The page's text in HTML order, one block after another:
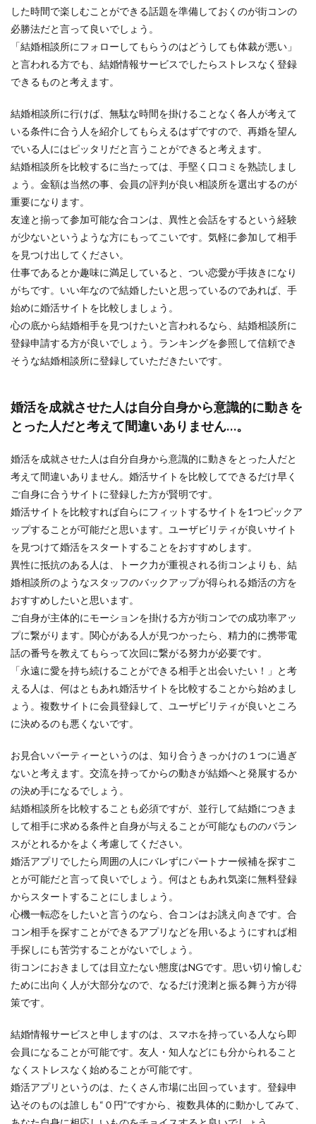
した時間で楽しむことができる話題を準備しておくのが街コンの
必勝法だと言って良いでしょう。
「結婚相談所にフォローしてもらうのはどうしても体裁が悪い」
と言われる方でも、結婚情報サービスでしたらストレスなく登録
できるものと考えます。
結婚相談所に行けば、無駄な時間を掛けることなく各人が考えて
いる条件に合う人を紹介してもらえるはずですので、再婚を望ん
でいる人にはピッタリだと言うことができると考えます。
結婚相談所を比較するに当たっては、手堅く口コミを熟読しまし
ょう。金額は当然の事、会員の評判が良い相談所を選出するのが
重要になります。
友達と揃って参加可能な合コンは、異性と会話をするという経験
が少ないというような方にもってこいです。気軽に参加して相手
を見つけ出してください。
仕事であるとか趣味に満足していると、つい恋愛が手抜きになり
がちです。いい年なので結婚したいと思っているのであれば、手
始めに婚活サイトを比較しましょう。
心の底から結婚相手を見つけたいと言われるなら、結婚相談所に
登録申請する方が良いでしょう。ランキングを参照して信頼でき
そうな結婚相談所に登録していただきたいです。
婚活を成就させた人は自分自身から意識的に動きを
とった人だと考えて間違いありません…。
婚活を成就させた人は自分自身から意識的に動きをとった人だと
考えて間違いありません。婚活サイトを比較してできるだけ早く
ご自身に合うサイトに登録した方が賢明です。
婚活サイトを比較すれば自らにフィットするサイトを1つピックア
ップすることが可能だと思います。ユーザビリティが良いサイト
を見つけて婚活をスタートすることをおすすめします。
異性に抵抗のある人は、トーク力が重視される街コンよりも、結
婚相談所のようなスタッフのバックアップが得られる婚活の方を
おすすめしたいと思います。
ご自身が主体的にモーションを掛ける方が街コンでの成功率アッ
プに繋がります。関心がある人が見つかったら、精力的に携帯電
話の番号を教えてもらって次回に繋がる努力が必要です。
「永遠に愛を持ち続けることができる相手と出会いたい！」と考
える人は、何はともあれ婚活サイトを比較することから始めまし
ょう。複数サイトに会員登録して、ユーザビリティが良いところ
に決めるのも悪くないです。
お見合いパーティーというのは、知り合うきっかけの１つに過ぎ
ないと考えます。交流を持ってからの動きが結婚へと発展するか
の決め手になるでしょう。
結婚相談所を比較することも必須ですが、並行して結婚につきま
して相手に求める条件と自身が与えることが可能なもののバラン
スがとれるかをよく考慮してください。
婚活アプリでしたら周囲の人にバレずにパートナー候補を探すこ
とが可能だと言って良いでしょう。何はともあれ気楽に無料登録
からスタートすることにしましょう。
心機一転恋をしたいと言うのなら、合コンはお誂え向きです。合
コン相手を探すことができるアプリなどを用いるようにすれば相
手探しにも苦労することがないでしょう。
街コンにおきましては目立たない態度はNGです。思い切り愉しむ
ために出向く人が大部分なので、なるだけ溌溂と振る舞う方が得
策です。
結婚情報サービスと申しますのは、スマホを持っている人なら即
会員になることが可能です。友人・知人などにも分かられること
なくストレスなく始めることが可能です。
婚活アプリというのは、たくさん市場に出回っています。登録申
込そのものは誰しも“０円”ですから、複数具体的に動かしてみて、